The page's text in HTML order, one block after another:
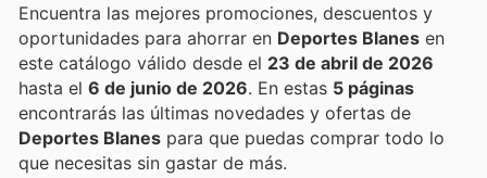
Encuentra las mejores promociones, descuentos y
oportunidades para ahorrar en Deportes Blanes en
este catálogo válido desde el 23 de abril de 2026
hasta el 6 de junio de 2026 . En estas 5 páginas
encontrarás las últimas novedades y ofertas de
Deportes Blanes para que puedas comprar todo lo
que necesitas sin gastar de más.